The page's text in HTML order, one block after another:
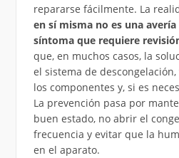
repararse fácilmente. La
en sí misma no es una
síntoma que requiere
que, en muchos casos, la
el sistema de
los componentes y, si es
La prevención pasa por
buen estado, no abrir el
frecuencia y evitar que la
en el aparato.